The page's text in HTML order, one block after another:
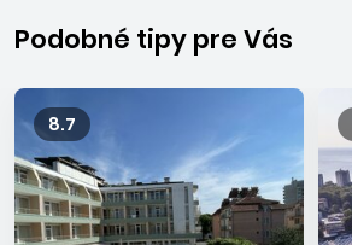
Podobné tipy pre Vás
8.7